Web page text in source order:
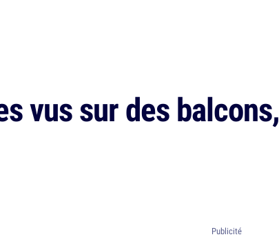
vus sur des balcons,